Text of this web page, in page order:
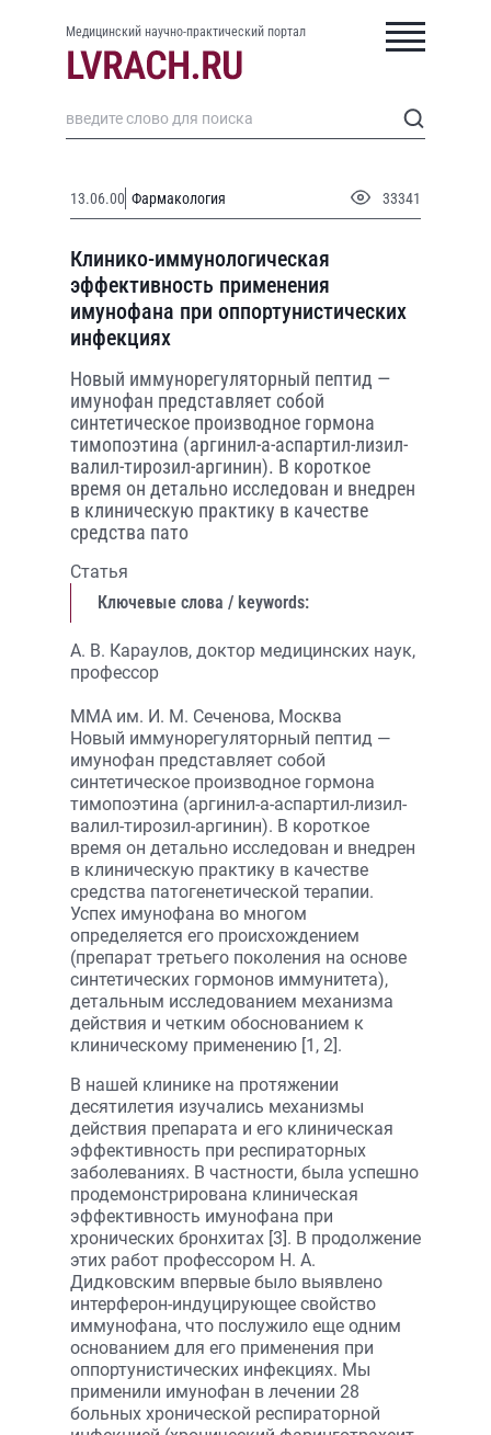
Медицинский научно-практический портал
13.06.00 Фармакология 33341
Клинико-иммунологическая
эффективность применения
имунофана при оппортунистических
инфекциях
Новый иммунорегуляторный пептид —
имунофан представляет собой
синтетическое производное гормона
тимопоэтина (аргинил-a-аспартил-лизил-
валил-тирозил-аргинин). В короткое
время он детально исследован и внедрен
в клиническую практику в качестве
средства пато
Статья
Ключевые слова / keywords:
А. В. Караулов, доктор медицинских наук,
профессор
ММА им. И. М. Сеченова, Москва
Новый иммунорегуляторный пептид —
имунофан представляет собой
синтетическое производное гормона
тимопоэтина (аргинил-a-аспартил-лизил-
валил-тирозил-аргинин). В короткое
время он детально исследован и внедрен
в клиническую практику в качестве
средства патогенетической терапии.
Успех имунофана во многом
определяется его происхождением
(препарат третьего поколения на основе
синтетических гормонов иммунитета),
детальным исследованием механизма
действия и четким обоснованием к
клиническому применению [1, 2].
В нашей клинике на протяжении
десятилетия изучались механизмы
действия препарата и его клиническая
эффективность при респираторных
заболеваниях. В частности, была успешно
продемонстрирована клиническая
эффективность имунофана при
хронических бронхитах [3]. В продолжение
этих работ профессором Н. А.
Дидковским впервые было выявлено
интерферон-индуцирующее свойство
иммунофана, что послужило еще одним
основанием для его применения при
оппортунистических инфекциях. Мы
применили имунофан в лечении 28
больных хронической респираторной